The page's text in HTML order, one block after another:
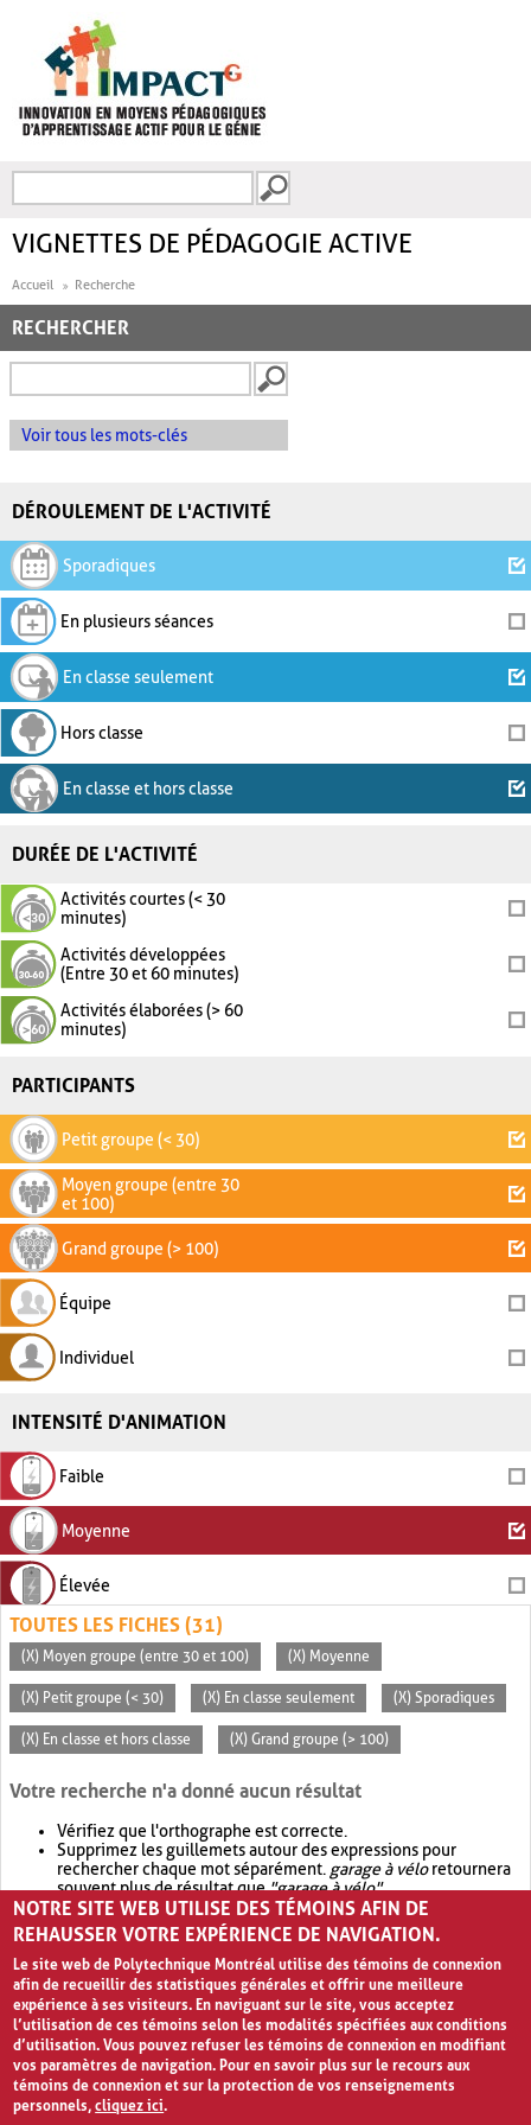
FORMULAIRE DE
VIGNETTES DE PÉDAGOGIE ACTIVE
Accueil Recherche
RECHERCHER
Voir tous les mots-clés
DÉROULEMENT DE L'ACTIVITÉ
Sporadiques
En plusieurs séances
En classe seulement
Hors classe
En classe et hors classe
DURÉE DE L'ACTIVITÉ
Activités courtes (< 30
minutes)
Activités développées
(Entre 30 et 60 minutes)
Activités élaborées (> 60
minutes)
PARTICIPANTS
Petit groupe (< 30)
Moyen groupe (entre 30
et 100)
Grand groupe (> 100)
Équipe
Individuel
INTENSITÉ D'ANIMATION
Faible
Moyenne
Élevée
TOUTES LES FICHES (31)
(X) Moyen groupe (entre 30 et 100) (X) Moyenne
(X) Petit groupe (< 30) (X) En classe seulement (X) Sporadiques
(X) En classe et hors classe (X) Grand groupe (> 100)
Votre recherche n'a donné aucun résultat
Vérifiez que l'orthographe est correcte.
Supprimez les guillemets autour des expressions pour
rechercher chaque mot séparément. garage à véloretournera
souvent plus de résultat que"garage à vélo".
Envisagez d'élargir votre recherche avec OR.garage OR vélo
retournera souvent plus de résultat quegarage à vélo
NOTRE SITE WEB UTILISE DES TÉMOINS AFIN DE
REHAUSSER VOTRE EXPÉRIENCE DE NAVIGATION.
Le site web de Polytechnique Montréal utilise des témoins de connexion
afin de recueillir des statistiques générales et offrir une meilleure
expérience à ses visiteurs. En naviguant sur le site, vous acceptez
l’utilisation de ces témoins selon les modalités spécifiées aux conditions
d’utilisation. Vous pouvez refuser les témoins de connexion en modifiant
vos paramètres de navigation. Pour en savoir plus sur le recours aux
témoins de connexion et sur la protection de vos renseignements
personnels,cliquez ici.